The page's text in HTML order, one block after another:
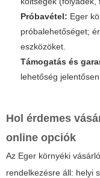
Próbavétel: Eger
próbalehetőséget;
eszközöket.
Támogatás és
lehetőség
Hol érdemes
online opciók
Az Eger környéki
rendelkezésre áll: helyi